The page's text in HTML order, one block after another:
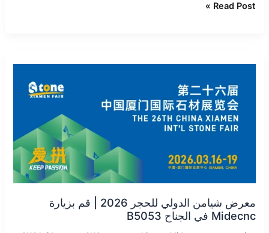
Read Post »
معرض شيامن الدولي للحجر 2026 | قم بزيارة
Midecnc في الجناح B5053
الدولي
للحجر
2026
بزيارة
Midecnc
في
B5053